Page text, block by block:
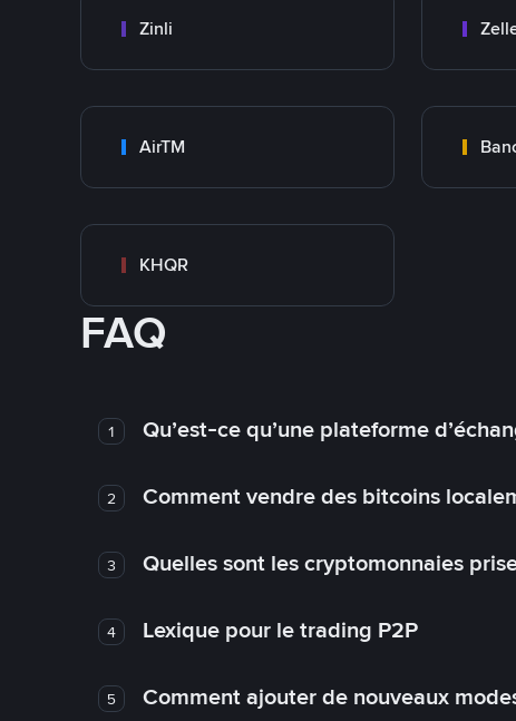
Zinli
AirTM
KHQR
FAQ
1 Qu’est-ce qu’une plateforme
2 Comment vendre des bitcoins
3 Quelles sont les cryptomonnaies
4 Lexique pour le trading P2P
5 Comment ajouter de nouveaux